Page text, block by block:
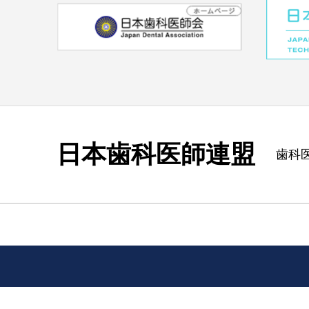
日本歯科医師連盟 歯科